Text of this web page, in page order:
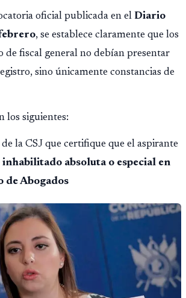
oficial publicada en el Diario
, se establece claramente que los
de fiscal general no debían presentar
sino únicamente constancias de
los siguientes:
la CSJ que certifique que el aspirante
inhabilitado absoluta o especial en
de Abogados